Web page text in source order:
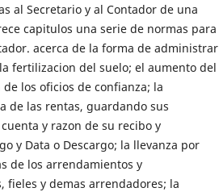
al Secretario y al Contador de una
capitulos una serie de normas para
acerca de la forma de administrar
fertilizacion del suelo; el aumento del
los oficios de confianza; la
de las rentas, guardando sus
y razon de su recibo y
y Data o Descargo; la llevanza por
de los arrendamientos y
fieles y demas arrendadores; la